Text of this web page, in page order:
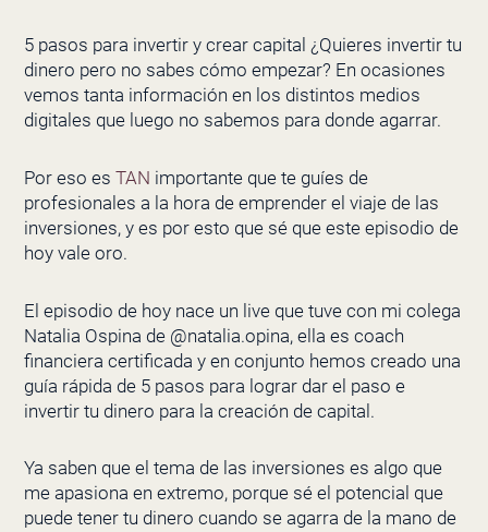
5 pasos para invertir y crear capital ¿Quieres invertir tu
dinero pero no sabes cómo empezar? En ocasiones
vemos tanta información en los distintos medios
digitales que luego no sabemos para donde agarrar.
Por eso es TAN importante que te guíes de
profesionales a la hora de emprender el viaje de las
inversiones, y es por esto que sé que este episodio de
hoy vale oro.
El episodio de hoy nace un live que tuve con mi colega
Natalia Ospina de @natalia.opina, ella es coach
financiera certificada y en conjunto hemos creado una
guía rápida de 5 pasos para lograr dar el paso e
invertir tu dinero para la creación de capital.
Ya saben que el tema de las inversiones es algo que
me apasiona en extremo, porque sé el potencial que
puede tener tu dinero cuando se agarra de la mano de